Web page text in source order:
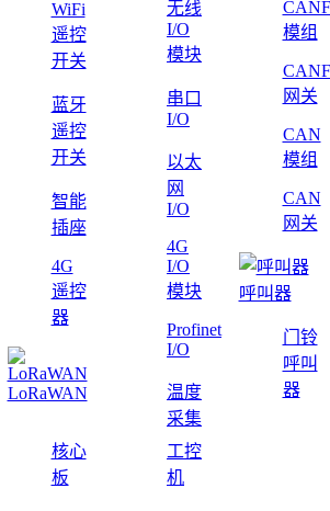
WiFi
遥控
开关
蓝牙
遥控
开关
智能
插座
4G
遥控
器
LoRaWAN
无线
I/O
模块
串口
I/O
以太
网
I/O
4G
I/O
模块
Profinet
I/O
温度
采集
模组
网关
CAN
模组
CAN
网关
呼叫器
门铃
呼叫
器
核心
板
工控
机